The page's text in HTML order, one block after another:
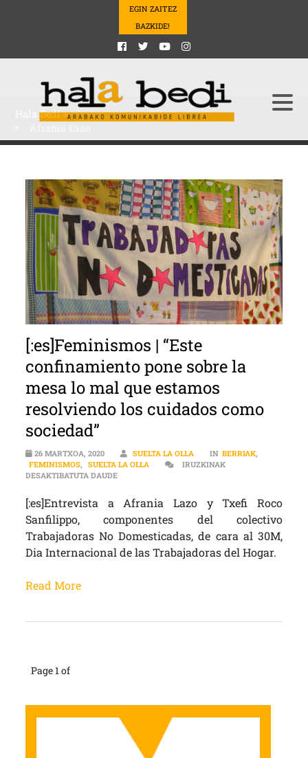
EGIN ZAITEZ
BAZKIDE!
Hala Bedi>
[:es]Feminismos | “Este
confinamiento pone sobre la
mesa lo mal que estamos
resolviendo los cuidados como
sociedad”
26 MARTXOA, 2020 SUELTA LA OLLA IN BERRIAK,
FEMINISMOS, SUELTA LA OLLA
IRUZKINAK
DESAKTIBATUTA DAUDE[:ES]FEMINISMOS | “ESTE CONFINAMIENTO PONE
[:es]Entrevista a Afrania Lazo y Txefi Roco
Sanfilippo, componentes del colectivo
Trabajadoras No Domesticadas, de cara al 30M,
Dia Internacional de las Trabajadoras del Hogar.
Read More
Page 1 of